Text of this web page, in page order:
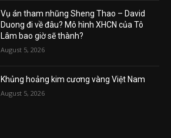
Vụ án tham nhũng Sheng Thao – David
Duong đi về đâu? Mô hình XHCN của Tô
Lâm bao giờ sẽ thành?
August 5, 2026
Khủng hoảng kim cương vàng Việt Nam
August 5, 2026